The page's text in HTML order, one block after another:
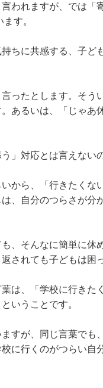
われますが、では「
す。
ちに共感する、子ど
ったとします。そう
あるいは、「じゃあ
」対応とは言えない
から、「行きたく
、自分のつらさが分
、そんなに簡単に休
されても子どもは困
は、「学校に行きた
いうことです。
すが、同じ言葉でも
に行くのがつらい自